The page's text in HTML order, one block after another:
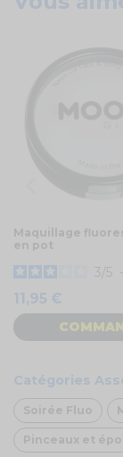
Maquillage
en pot
3 5 -
11,95 €
Catégories
Soirée Fluo
Pinceaux et